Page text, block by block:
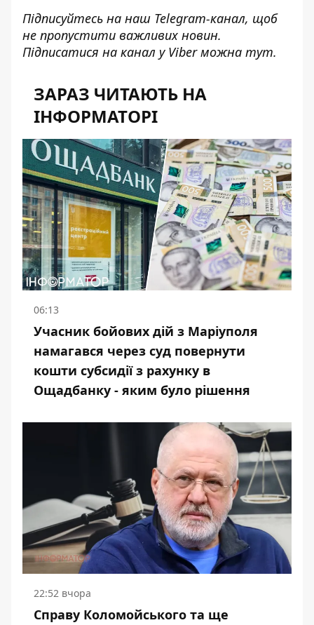
Підписуйтесь на наш Telegram-канал, щоб
не пропустити важливих новин.
Підписатися на канал у Viber можна тут.
ЗАРАЗ ЧИТАЮТЬ НА
ІНФОРМАТОРІ
06:13
Учасник бойових дій з Маріуполя
намагався через суд повернути
кошти субсидії з рахунку в
Ощадбанку - яким було рішення
22:52 вчора
Справу Коломойського та ще